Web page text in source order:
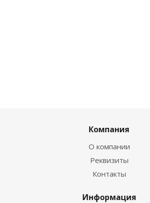
Компания
О компании
Реквизиты
Контакты
Информация